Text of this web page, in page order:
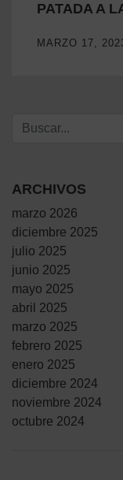
PATADA A
MARZO 17,
Buscar:
ARCHIVOS
marzo 2026
diciembre 2025
julio 2025
junio 2025
mayo 2025
abril 2025
marzo 2025
febrero 2025
enero 2025
diciembre 2024
noviembre 2024
octubre 2024